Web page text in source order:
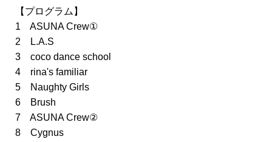
【プログラム】
1 ASUNA Crew①
2 L.A.S
3 coco dance school
4 rina's familiar
5 Naughty Girls
6 Brush
7 ASUNA Crew②
8 Cygnus